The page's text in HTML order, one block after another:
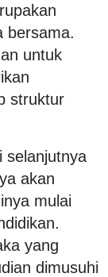
bersama.
untuk
struktur
selanjutnya
akan
mulai
yang
dimusuhi